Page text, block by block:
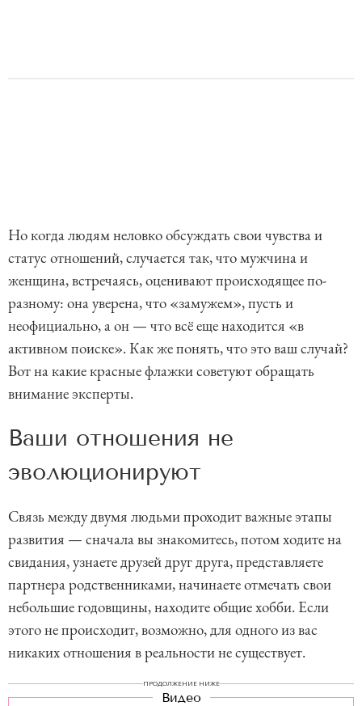
Но когда людям неловко обсуждать свои чувства и
статус отношений, случается так, что мужчина и
женщина, встречаясь, оценивают происходящее по-
разному: она уверена, что «замужем», пусть и
неофициально, а он — что всё еще находится «в
активном поиске». Как же понять, что это ваш случай?
Вот на какие красные флажки советуют обращать
внимание эксперты.
Ваши отношения не
эволюционируют
Связь между двумя людьми проходит важные этапы
развития — сначала вы знакомитесь, потом ходите на
свидания, узнаете друзей друг друга, представляете
партнера родственниками, начинаете отмечать свои
небольшие годовщины, находите общие хобби. Если
этого не происходит, возможно, для одного из вас
никаких отношения в реальности не существует.
ПРОДОЛЖЕНИЕ НИЖЕ
Видео